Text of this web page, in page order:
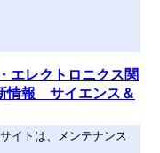
エレクトロニクス関
情報 サイエンス＆
イトは、メンテナンス